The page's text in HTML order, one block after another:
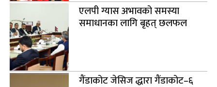
एलपी ग्यास अभावको समस्या
समाधानका लागि बृहत् छलफल
गैंडाकोट जेसिज द्धारा गैंडाकोट–६